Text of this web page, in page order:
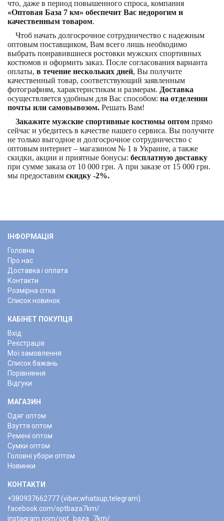
что, даже в период повышенного спроса, компания
«Оптовая База 7 км» обеспечит Вас недорогим и
качественным товаром.
Чтоб начать долгосрочное сотрудничество с надежным
оптовым поставщиком, Вам всего лишь необходимо
выбрать понравившиеся ростовки мужских спортивных
костюмов и оформить заказ. После согласования варианта
оплаты, в течение нескольких дней, Вы получите
качественный товар, соответствующий заявленным
фотографиям, характеристикам и размерам. Доставка
осуществляется удобным для Вас способом: на отделении
почты или самовывозом. Решать Вам!
Закажите мужские спортивные костюмы оптом прямо
сейчас и убедитесь в качестве нашего сервиса. Вы получите
не только выгодное и долгосрочное сотрудничество с
оптовым интернет – магазином № 1 в Украине, а также
скидки, акции и приятные бонусы: бесплатную доставку
при сумме заказа от 10 000 грн. А при заказе от 15 000 грн.
мы предоставим скидку -2%.
ІНФОРМАЦІЯ
Головна
Про нас
Доставка і оплата
Контакти
Розмірна сітка
Список новинок
КАБІНЕТ ПОКУПЦЯ
Вхід
Реєстрація
Мої замовлення
Список бажань
Порівняння
Відгуки
МАГАЗИН
Одяг оптом
Взуття оптом
Ремені оптом
Сумки оптом
Головні убори оптом
Новинки
КОНТАКТИ
+380937662777 (viber,whatsup,telegram)
facebook.com/optbaza7km/
instagram.com/opt_baza_7km/